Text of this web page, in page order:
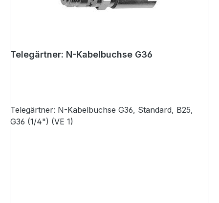
Telegärtner: N-Kabelbuchse G36
Telegärtner: N-Kabelbuchse G36, Standard, B25,
G36 (1/4") (VE 1)